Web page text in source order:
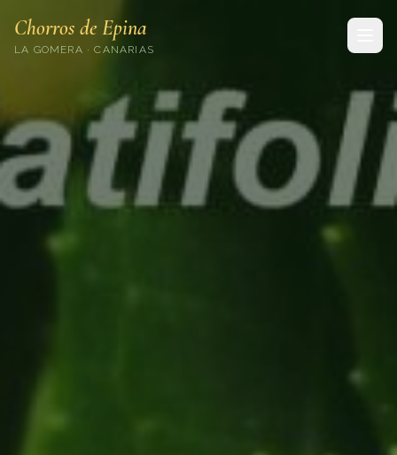
Chorros de Epina
LA GOMERA · CANARIAS